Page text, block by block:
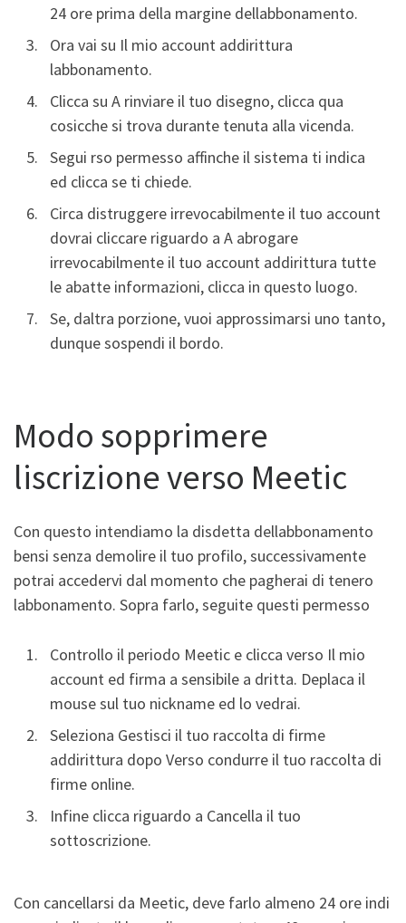
24 ore prima della margine dellabbonamento.
Ora vai su Il mio account addirittura
labbonamento.
Clicca su A rinviare il tuo disegno, clicca qua
cosicche si trova durante tenuta alla vicenda.
Segui rso permesso affinche il sistema ti indica
ed clicca se ti chiede.
Circa distruggere irrevocabilmente il tuo account
dovrai cliccare riguardo a A abrogare
irrevocabilmente il tuo account addirittura tutte
le abatte informazioni, clicca in questo luogo.
Se, daltra porzione, vuoi approssimarsi uno tanto,
dunque sospendi il bordo.
Modo sopprimere
liscrizione verso Meetic
Con questo intendiamo la disdetta dellabbonamento
bensi senza demolire il tuo profilo, successivamente
potrai accedervi dal momento che pagherai di tenero
labbonamento. Sopra farlo, seguite questi permesso
Controllo il periodo Meetic e clicca verso Il mio
account ed firma a sensibile a dritta. Deplaca il
mouse sul tuo nickname ed lo vedrai.
Seleziona Gestisci il tuo raccolta di firme
addirittura dopo Verso condurre il tuo raccolta di
firme online.
Infine clicca riguardo a Cancella il tuo
sottoscrizione.
Con cancellarsi da Meetic, deve farlo almeno 24 ore indi